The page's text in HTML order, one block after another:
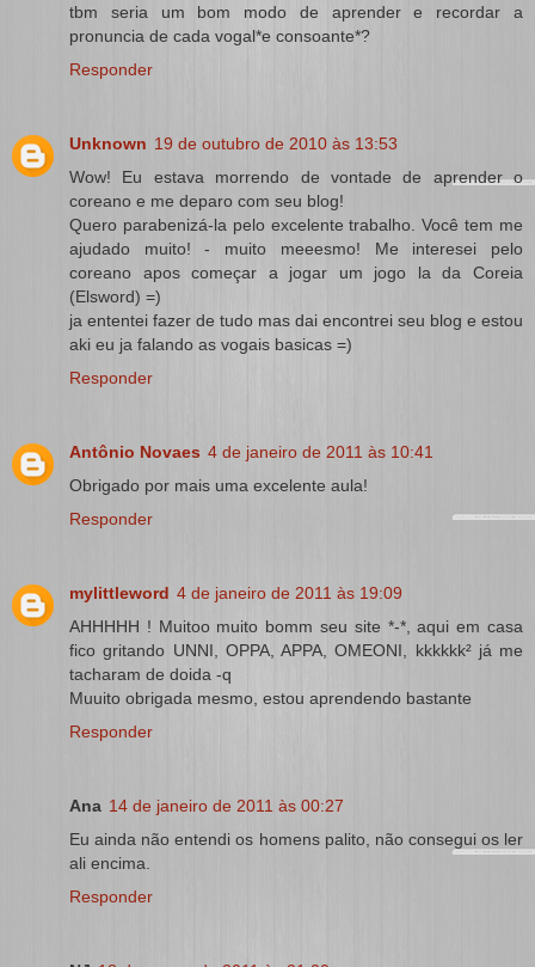
tbm seria um bom modo de aprender e recordar a
pronuncia de cada vogal*e consoante*?
Responder
Unknown 19 de outubro de 2010 às 13:53
Wow! Eu estava morrendo de vontade de aprender o
coreano e me deparo com seu blog!
Quero parabenizá-la pelo excelente trabalho. Você tem me
ajudado muito! - muito meeesmo! Me interesei pelo
coreano apos começar a jogar um jogo la da Coreia
(Elsword) =)
ja ententei fazer de tudo mas dai encontrei seu blog e estou
aki eu ja falando as vogais basicas =)
Responder
Antônio Novaes 4 de janeiro de 2011 às 10:41
Obrigado por mais uma excelente aula!
Responder
mylittleword 4 de janeiro de 2011 às 19:09
AHHHHH ! Muitoo muito bomm seu site *-*, aqui em casa
fico gritando UNNI, OPPA, APPA, OMEONI, kkkkkk² já me
tacharam de doida -q
Muuito obrigada mesmo, estou aprendendo bastante
Responder
Ana 14 de janeiro de 2011 às 00:27
Eu ainda não entendi os homens palito, não consegui os ler
ali encima.
Responder